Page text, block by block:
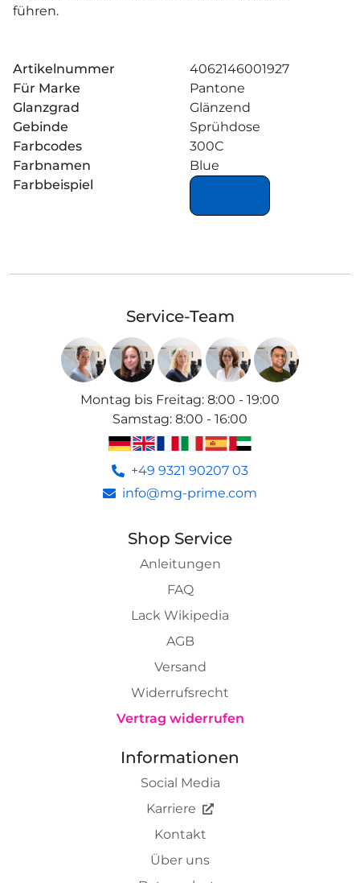
führen.
Artikelnummer
4062146001927
Für Marke
Pantone
Glanzgrad
Glänzend
Gebinde
Sprühdose
Farbcodes
300C
Farbnamen
Blue
Farbbeispiel
Service-Team
Montag bis Freitag: 8:00 - 19:00
Samstag: 8:00 - 16:00
+49 9321 90207 03
info@mg-prime.com
Shop Service
Anleitungen
FAQ
Lack Wikipedia
AGB
Versand
Widerrufsrecht
Vertrag widerrufen
Informationen
Social Media
Karriere
Kontakt
Über uns